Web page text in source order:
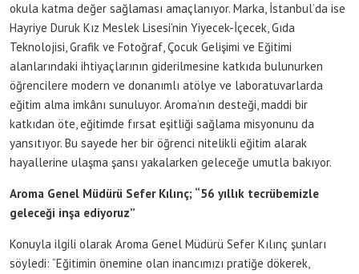
okula katma değer sağlaması amaçlanıyor. Marka, İstanbul’da ise
Hayriye Duruk Kız Meslek Lisesi’nin Yiyecek-İçecek, Gıda
Teknolojisi, Grafik ve Fotoğraf, Çocuk Gelişimi ve Eğitimi
alanlarındaki ihtiyaçlarının giderilmesine katkıda bulunurken
öğrencilere modern ve donanımlı atölye ve laboratuvarlarda
eğitim alma imkânı sunuluyor. Aroma’nın desteği, maddi bir
katkıdan öte, eğitimde fırsat eşitliği sağlama misyonunu da
yansıtıyor. Bu sayede her bir öğrenci nitelikli eğitim alarak
hayallerine ulaşma şansı yakalarken geleceğe umutla bakıyor.
Aroma Genel Müdürü Sefer Kılınç; “56 yıllık tecrübemizle
geleceği inşa ediyoruz”
Konuyla ilgili olarak Aroma Genel Müdürü Sefer Kılınç şunları
söyledi: “Eğitimin önemine olan inancımızı pratiğe dökerek,